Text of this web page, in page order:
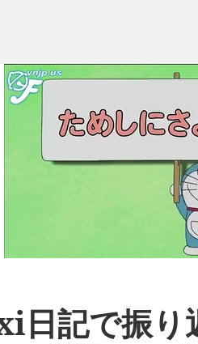
日記で振